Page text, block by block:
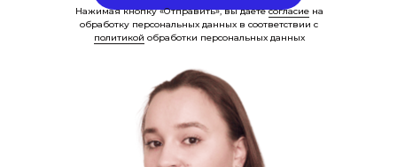
Нажимая кнопку «Отправить», вы даетесогласиена
обработку персональных данных в соответствии с
политикой обработки персональных данных